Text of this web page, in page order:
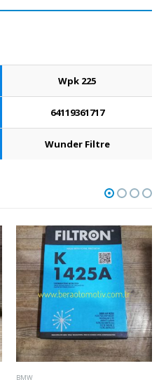
Wpk 225
64119361717
Wunder Filtre
BMW